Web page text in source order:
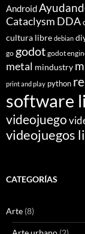
Android
Cataclysm DDA
cultura libre debian
go godot godot
metal mindustry
print and play python
software
videojuego
videojuegos
CATEGORÍAS
Arte (8)